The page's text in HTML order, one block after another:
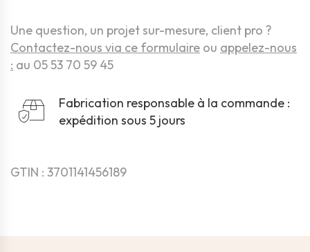
Une question, un projet sur-mesure, client pro ?
Contactez-nous via ce formulaire ou appelez-nous
: au 05 53 70 59 45
Fabrication responsable à la commande :
expédition sous 5 jours
GTIN : 3701141456189